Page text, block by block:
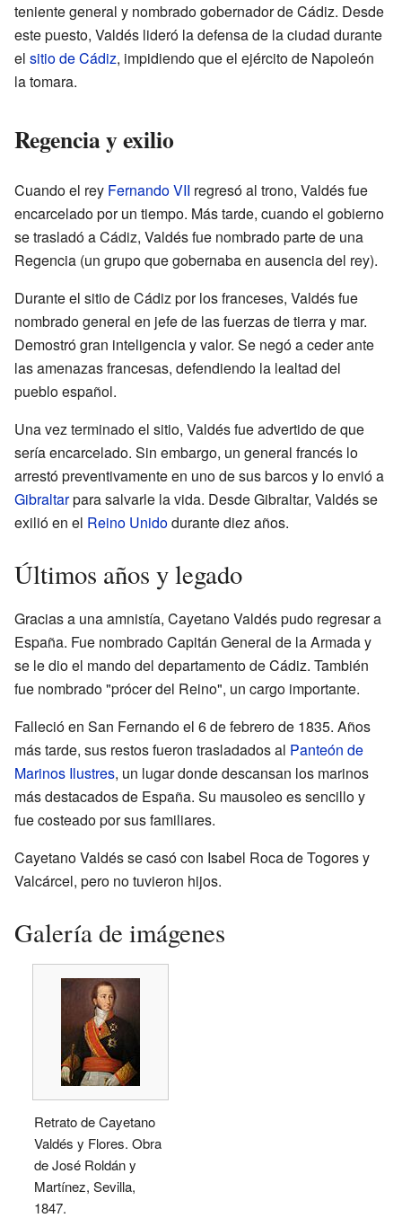
teniente general y nombrado gobernador de Cádiz. Desde
este puesto, Valdés lideró la defensa de la ciudad durante
el sitio de Cádiz, impidiendo que el ejército de Napoleón
la tomara.
Regencia y exilio
Cuando el rey Fernando VII regresó al trono, Valdés fue
encarcelado por un tiempo. Más tarde, cuando el gobierno
se trasladó a Cádiz, Valdés fue nombrado parte de una
Regencia (un grupo que gobernaba en ausencia del rey).
Durante el sitio de Cádiz por los franceses, Valdés fue
nombrado general en jefe de las fuerzas de tierra y mar.
Demostró gran inteligencia y valor. Se negó a ceder ante
las amenazas francesas, defendiendo la lealtad del
pueblo español.
Una vez terminado el sitio, Valdés fue advertido de que
sería encarcelado. Sin embargo, un general francés lo
arrestó preventivamente en uno de sus barcos y lo envió a
Gibraltarpara salvarle la vida. Desde Gibraltar, Valdés se
exilió en el Reino Unidodurante diez años.
Últimos años y legado
Gracias a una amnistía, Cayetano Valdés pudo regresar a
España. Fue nombrado Capitán General de la Armada y
se le dio el mando del departamento de Cádiz. También
fue nombrado "prócer del Reino", un cargo importante.
Falleció en San Fernando el 6 de febrero de 1835. Años
más tarde, sus restos fueron trasladados al Panteón de
Marinos Ilustres, un lugar donde descansan los marinos
más destacados de España. Su mausoleo es sencillo y
fue costeado por sus familiares.
Cayetano Valdés se casó con Isabel Roca de Togores y
Valcárcel, pero no tuvieron hijos.
Galería de imágenes
Retrato de Cayetano
Valdés y Flores. Obra
de José Roldán y
Martínez, Sevilla,
1847.